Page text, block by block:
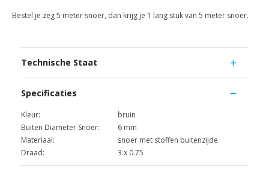
Bestel je zeg 5 meter snoer, dan krijg je 1 lang stuk van 5 meter snoer.
Technische Staat
Specificaties
Kleur:
bruin
Buiten Diameter Snoer:
6 mm
Materiaal:
snoer met stoffen buitenzijde
Draad:
3 x 0.75